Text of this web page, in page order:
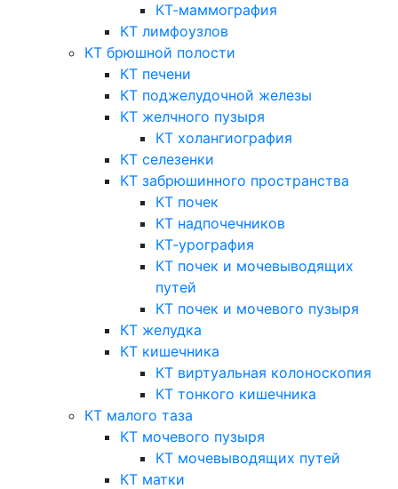
КТ-маммография
КТ лимфоузлов
КТ брюшной полости
КТ печени
КТ поджелудочной железы
КТ желчного пузыря
КТ холангиография
КТ селезенки
КТ забрюшинного пространства
КТ почек
КТ надпочечников
КТ-урография
КТ почек и мочевыводящих
путей
КТ почек и мочевого пузыря
КТ желудка
КТ кишечника
КТ виртуальная колоноскопия
КТ тонкого кишечника
КТ малого таза
КТ мочевого пузыря
КТ мочевыводящих путей
КТ матки